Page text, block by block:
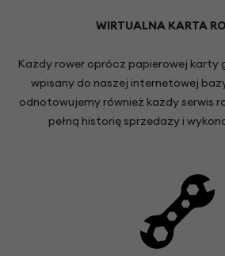
WIRTUALNA KARTA
Każdy rower oprócz papierowej
wpisany do naszej internetowej
odnotowujemy również każdy serwis
pełną historię sprzedaży i